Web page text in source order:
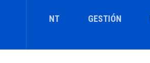
NT GESTIÓN